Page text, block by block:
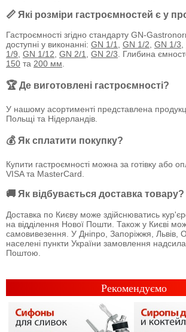
📏 Які розміри гастроємностей є у
Гастроємності згідно стандарту GN-
доступні у виконанні: GN 1/1, GN 1/2, GN 1/3,
1/9, GN 1/12, GN 2/1, GN 2/3. Глибина
150 та 200 мм.
🏆 Де виготовлені гастроємності?
У нашому асортименті представлена
Польщі та Нідерландів.
💰 Як сплатити покупку?
Купити гастроємності можна за готівку або
VISA та MasterCard.
🚚 Як відбувається доставка товару?
Доставка по Києву може здійснюватись
на відділення Нової Пошти. Також у Києві
самовивезення. У Дніпро, Запоріжжя, Львів,
населені пункти України замовлення
Поштою.
Рекомендуємо